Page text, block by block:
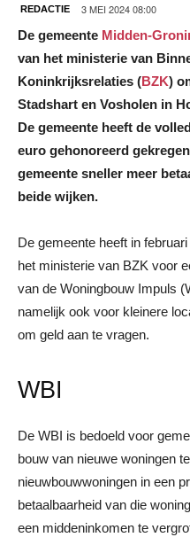
REDACTIE 3 MEI 2024 08:00
De gemeente Midden-
van het ministerie van
Koninkrijksrelaties (BZK)
Stadshart en Vosholen in
De gemeente heeft de
euro gehonoreerd
gemeente sneller meer
beide wijken.
De gemeente heeft in
het ministerie van BZK voor
van de Woningbouw Impuls
namelijk ook voor kleinere
om geld aan te vragen.
WBI
De WBI is bedoeld voor
bouw van nieuwe woningen
nieuwbouwwoningen in een
betaalbaarheid van die
een middeninkomen te